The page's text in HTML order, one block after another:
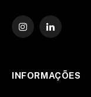
Instagram
O
INFORMAÇÕES